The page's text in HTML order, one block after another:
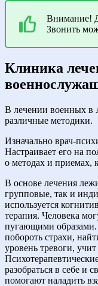
Внимание!
Звонить
Клиника
В лечении военных в
различные методики.
Изначально врач-
Настраивает его на
о методах и приемах,
В основе лечения
групповые, так и
используется
терапия. Человека
пугающими
побороть страхи,
уровень тревоги,
разобраться в себе и
помогают наладить